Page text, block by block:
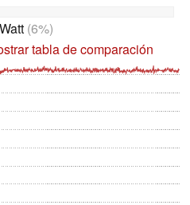
(6%)
tabla de comparación